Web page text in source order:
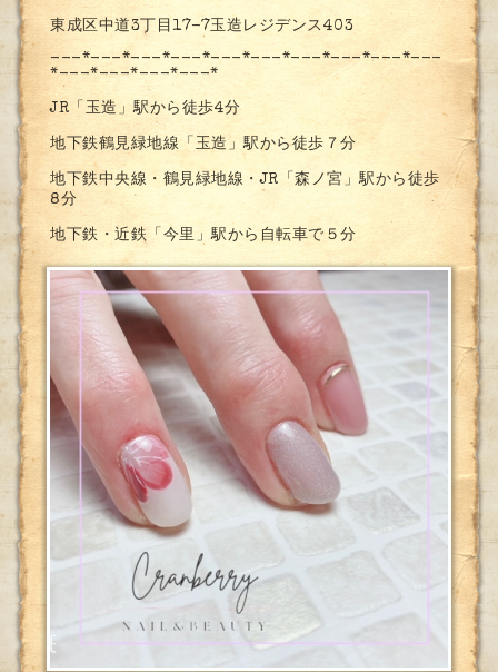
東成区中道3丁目17-7玉造レジデンス403
---*---*---*---*---*---*---*---*---*---
*---*---*---*---*
JR「玉造」駅から徒歩4分
地下鉄鶴見緑地線「玉造」駅から徒歩７分
地下鉄中央線・鶴見緑地線・JR「森ノ宮」駅から徒歩
8分
地下鉄・近鉄「今里」駅から自転車で５分